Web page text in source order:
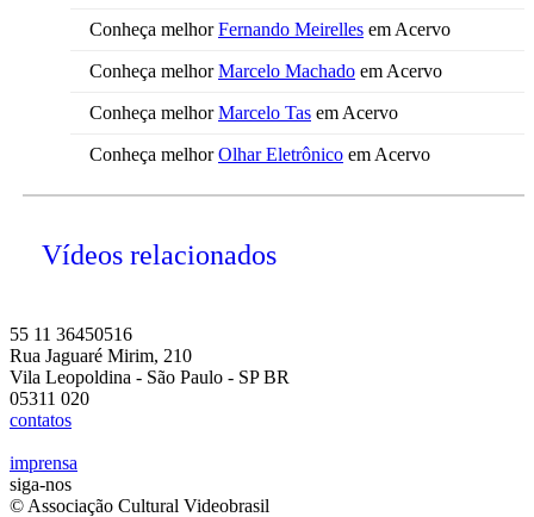
Conheça melhorFernando Meirelles em Acervo
Conheça melhorMarcelo Machado em Acervo
Conheça melhorMarcelo Tas em Acervo
Conheça melhorOlhar Eletrônico em Acervo
Vídeos relacionados
55 11 36450516
Rua Jaguaré Mirim, 210
Vila Leopoldina - São Paulo - SP BR
05311 020
contatos
imprensa
siga-nos
© Associação Cultural Videobrasil